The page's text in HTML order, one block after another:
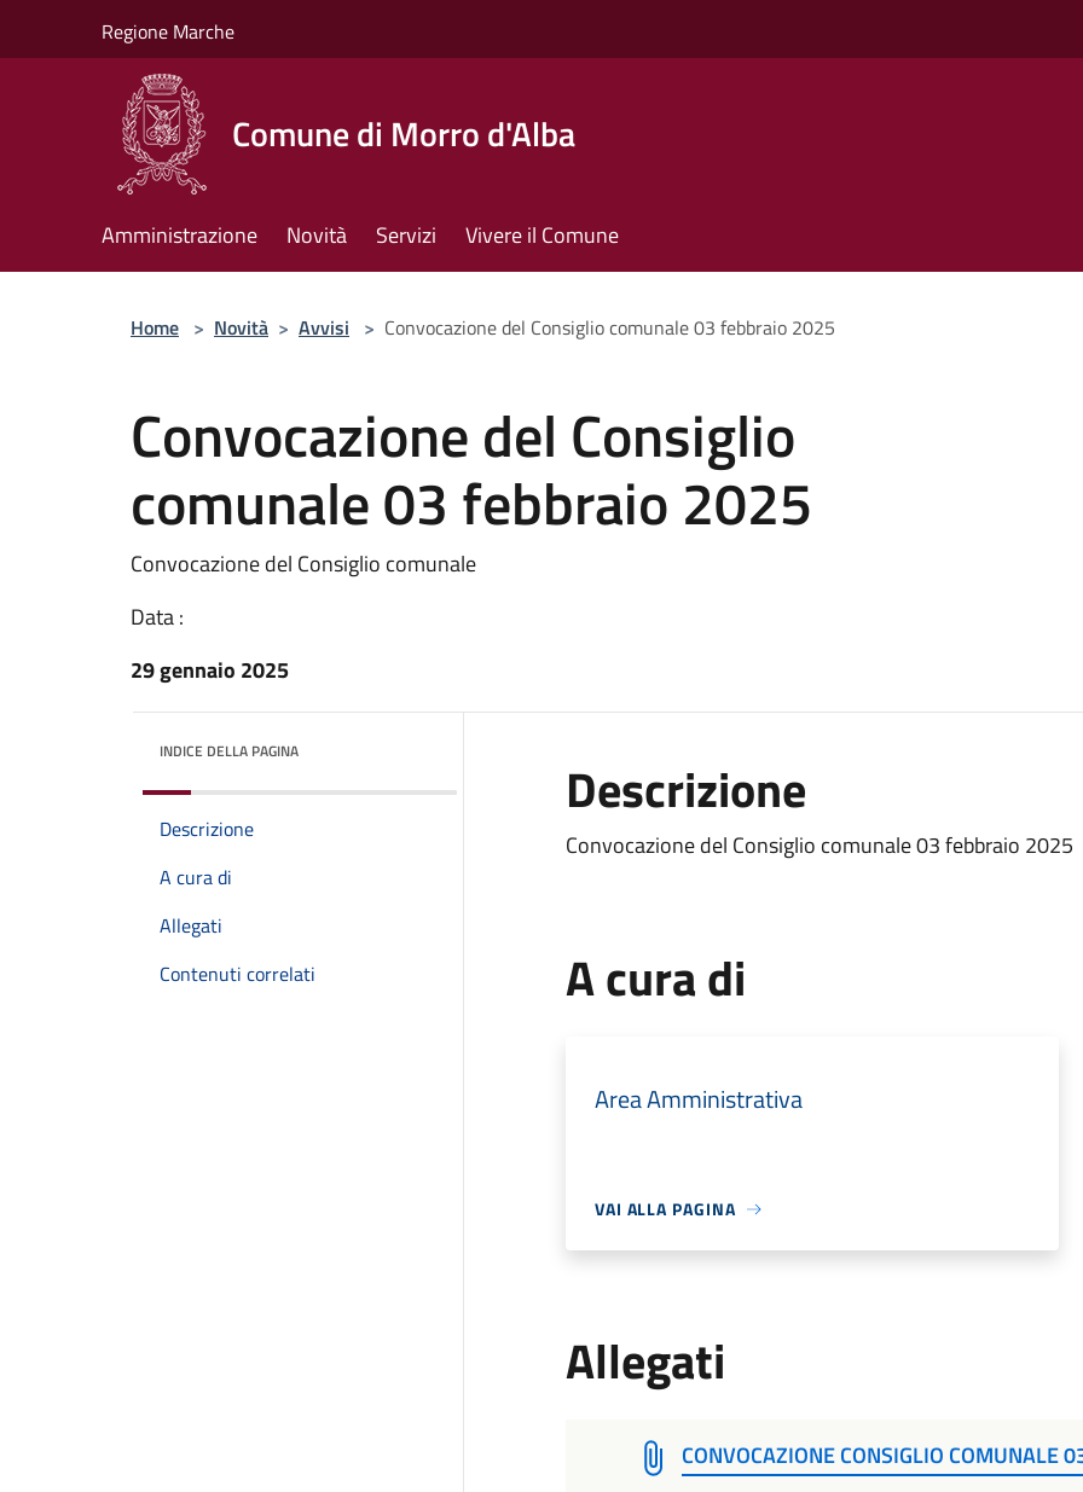
Regione Marche
Comune di Morro d'Alba
Amministrazione Novità Servizi Vivere il Comune
Home > Novità > Avvisi > Convocazione del Consiglio comunale 03 febbraio 2025
Convocazione del Consiglio
comunale 03 febbraio 2025
Convocazione del Consiglio comunale
Data :
29 gennaio 2025
INDICE DELLA PAGINA
Descrizione
A cura di
Allegati
Contenuti correlati
Descrizione
Convocazione del Consiglio comunale 03 febbraio 2025
A cura di
Area Amministrativa
VAI ALLA PAGINA
Allegati
CONVOCAZIONE CONSIGLIO COMUNALE